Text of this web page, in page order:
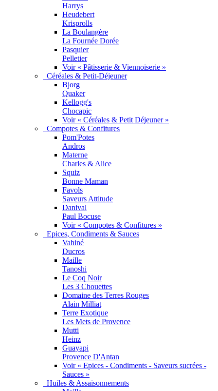
Harrys
Heudebert
Krisprolls
La Boulangère
La Fournée Dorée
Pasquier
Pelletier
Voir « Pâtisserie & Viennoiserie »
Céréales & Petit-Déjeuner
Bjorg
Quaker
Kellogg's
Chocapic
Voir « Céréales & Petit Déjeuner »
Compotes & Confitures
Pom'Potes
Andros
Materne
Charles & Alice
Squiz
Bonne Maman
Favols
Saveurs Attitude
Danival
Paul Bocuse
Voir « Compotes & Confitures »
Epices, Condiments & Sauces
Vahiné
Ducros
Maille
Tanoshi
Le Coq Noir
Les 3 Chouettes
Domaine des Terres Rouges
Alain Milliat
Terre Exotique
Les Mets de Provence
Mutti
Heinz
Guayapi
Provence D'Antan
Voir « Epices - Condiments - Saveurs sucrées -
Sauces »
Huiles & Assaisonnements